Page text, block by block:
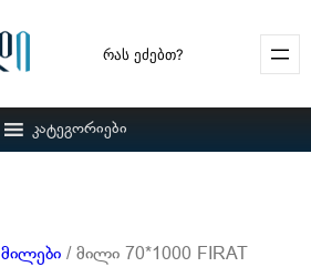
Search
კატეგორიები
მილები / მილი 70*1000 FIRAT